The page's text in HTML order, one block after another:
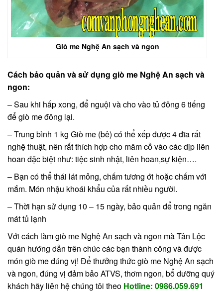
Giò me Nghệ An sạch và ngon
Cách bảo quản và sử dụng giò me Nghệ An sạch và
ngon:
– Sau khi hấp xong, để nguội và cho vào tủ đông 6 tiếng
để giò me đông lại.
– Trung bình 1 kg Giò me (bê) có thể xếp được 4 đĩa rất
nghệ thuật, nên rất thích hợp cho mâm cỗ vào các dịp liên
hoan đặc biệt như: tiệc sinh nhật, liên hoan,sự kiện….
– Bạn có thể thái lát mỏng, chấm tương ớt hoặc chấm với
mắm. Món nhậu khoái khẩu của rất nhiều người.
– Thời hạn sử dụng 10 – 15 ngày, bảo quản để trong ngăn
mát tủ lạnh
Với cách làm giò me Nghệ An sạch và ngon mà Tân Lộc
quán hướng dẫn trên chúc các bạn thành công và được
món giò me đúng vị! Để thưởng thức giò me Nghệ An sạch
và ngon, đúng vị đảm bảo ATVS, thơm ngon, bổ dưỡng quý
khách hãy liên hệ chúng tôi theo Hotline: 0986.059.691